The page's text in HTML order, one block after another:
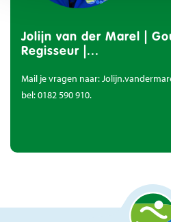
Jolijn van der Marel |
Regisseur |...
Mail je vragen naar:
bel: 0182 590 910.